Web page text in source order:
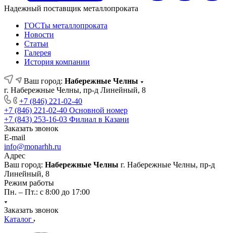
Надежный поставщик металлопроката
ГОСТы металлопроката
Новости
Статьи
Галерея
История компании
Ваш город: Набережные Челны
г. Набережные Челны, пр-д Линейный, 8
+7 (846) 221-02-40
+7 (846) 221-02-40 Основной номер
+7 (843) 253-16-03 Филиал в Казани
Заказать звонок
E-mail
info@monarhh.ru
Адрес
Ваш город: Набережные Челны г. Набережные Челны, пр-д
Линейный, 8
Режим работы
Пн. – Пт.: с 8:00 до 17:00
Заказать звонок
Каталог